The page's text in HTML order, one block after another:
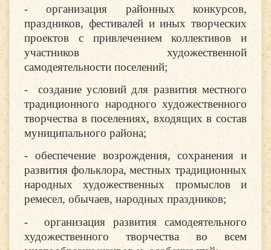
- организация районных конкурсов,
праздников, фестивалей и иных творческих
проектов с привлечением коллективов и
участников художественной
самодеятельности поселений;
- создание условий для развития местного
традиционного народного художественного
творчества в поселениях, входящих в состав
муниципального района;
- обеспечение возрождения, сохранения и
развития фольклора, местных традиционных
народных художественных промыслов и
ремесел, обычаев, народных праздников;
- организация развития самодеятельного
художественного творчества во всем